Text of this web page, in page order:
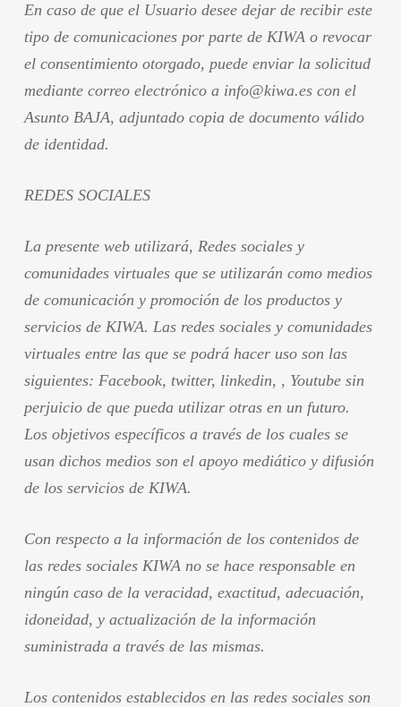
En caso de que el Usuario desee dejar de recibir este
tipo de comunicaciones por parte de KIWA o revocar
el consentimiento otorgado, puede enviar la solicitud
mediante correo electrónico a info@kiwa.es con el
Asunto BAJA, adjuntado copia de documento válido
de identidad.
REDES SOCIALES
La presente web utilizará, Redes sociales y
comunidades virtuales que se utilizarán como medios
de comunicación y promoción de los productos y
servicios de KIWA. Las redes sociales y comunidades
virtuales entre las que se podrá hacer uso son las
siguientes: Facebook, twitter, linkedin, , Youtube sin
perjuicio de que pueda utilizar otras en un futuro.
Los objetivos específicos a través de los cuales se
usan dichos medios son el apoyo mediático y difusión
de los servicios de KIWA.
Con respecto a la información de los contenidos de
las redes sociales KIWA no se hace responsable en
ningún caso de la veracidad, exactitud, adecuación,
idoneidad, y actualización de la información
suministrada a través de las mismas.
Los contenidos establecidos en las redes sociales son